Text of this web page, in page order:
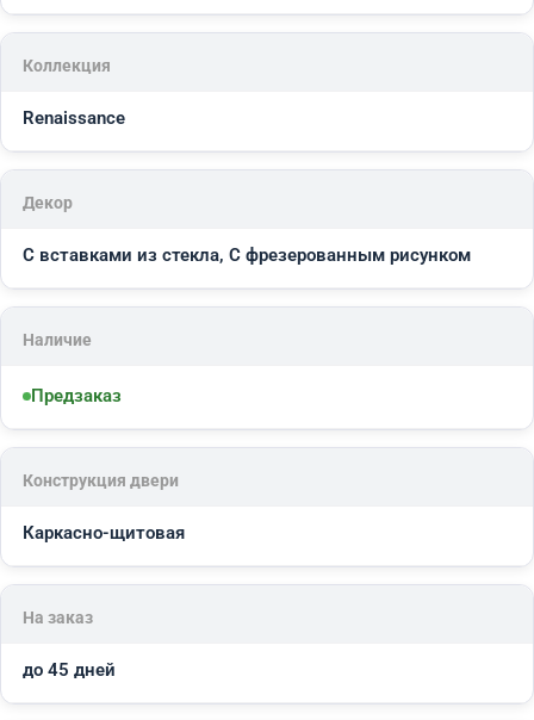
Коллекция
Renaissance
Декор
С вставками из стекла, С фрезерованным рисунком
Наличие
Предзаказ
Конструкция двери
Каркасно-щитовая
На заказ
до 45 дней